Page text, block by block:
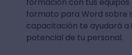
formación con tus
formato para Word sobre
capacitación te ayudará a
potencial de tu personal.